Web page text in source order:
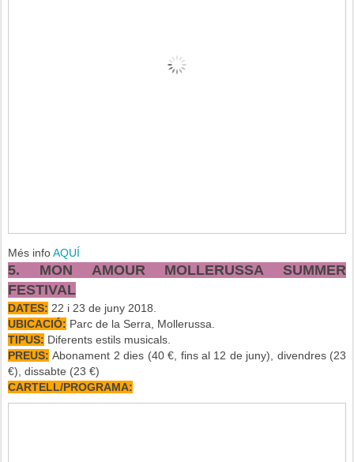
Més infoAQUÍ
5. MON AMOUR MOLLERUSSA SUMMER
FESTIVAL
DATES: 22 i 23 de juny 2018.
UBICACIÓ: Parc de la Serra, Mollerussa.
TIPUS: Diferents estils musicals.
PREUS: Abonament 2 dies (40 €, fins al 12 de juny), divendres (23
€), dissabte (23 €)
CARTELL/PROGRAMA: